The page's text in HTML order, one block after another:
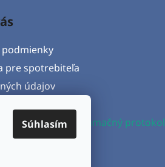
Súhlasím
pre spotrebiteľa
údajov
produktu a Reklamačný protokol